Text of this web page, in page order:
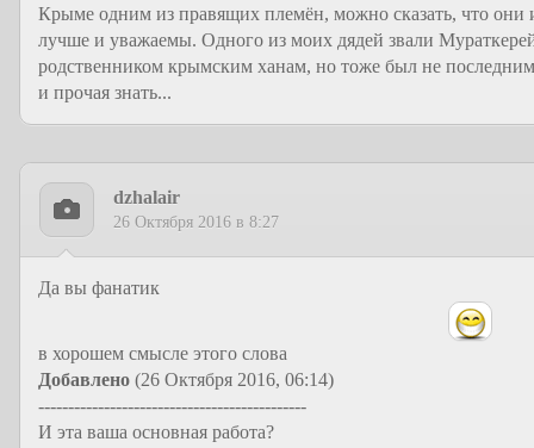
Крыме одним из правящих племён, можно сказать, что они
лучше и уважаемы. Одного из моих дядей звали
родственником крымским ханам, но тоже был не
и прочая знать...
dzhalair
26 Октября 2016 в 8:27
Да вы фанатик
в хорошем смысле этого слова
Добавлено (26 Октября 2016, 06:14)
---------------------------------------------
И эта ваша основная работа?